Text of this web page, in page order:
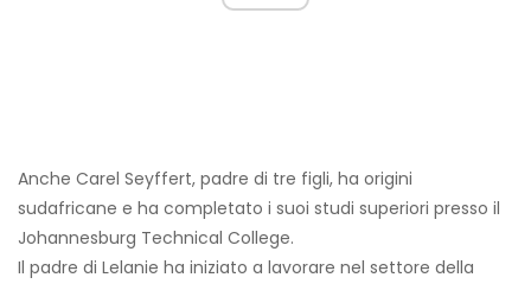
Anche Carel Seyffert, padre di tre figli, ha origini
sudafricane e ha completato i suoi studi superiori presso il
Johannesburg Technical College.
Il padre di Lelanie ha iniziato a lavorare nel settore della